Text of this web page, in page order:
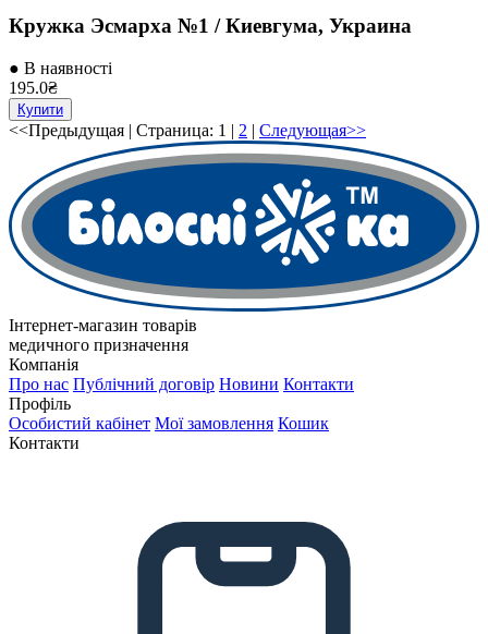
Кружка Эсмарха №1 / Киевгума, Украина
● В наявності
195.0₴
Купити
<<Предыдущая | Страница: 1 | 2 | Следующая>>
Інтернет-магазин товарів
медичного призначення
Компанія
Про нас Публічний договір Новини Контакти
Профіль
Особистий кабінет Мої замовлення Кошик
Контакти